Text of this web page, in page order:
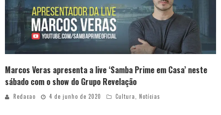
Marcos Veras apresenta a live ‘Samba Prime em Casa’ neste
sábado com o show do Grupo Revelação
Redacao 4 de junho de 2020 Cultura, Notícias